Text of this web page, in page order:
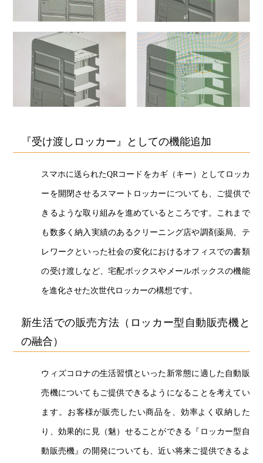
『受け渡しロッカー』としての機能追加
スマホに送られたQRコードをカギ（キー）としてロッカ
ーを開閉させるスマートロッカーについても、ご提供で
きるような取り組みを進めているところです。これまで
も数多く納入実績のあるクリーニング店や調剤薬局、テ
レワークといった社会の変化におけるオフィスでの書類
の受け渡しなど、宅配ボックスやメールボックスの機能
を進化させた次世代ロッカーの構想です。
新生活での販売方法（ロッカー型自動販売機と
の融合）
ウィズコロナの生活習慣といった新常態に適した自動販
売機についてもご提供できるようになることを考えてい
ます。お客様が販売したい商品を、効率よく収納した
り、効果的に見（魅）せることができる『ロッカー型自
動販売機』の開発についても、近い将来ご提供できるよ